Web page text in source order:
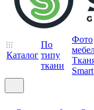
Каталог
По
типу
ткани
Фото
Smart